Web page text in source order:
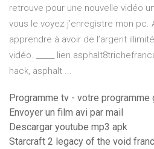
retrouve pour une nouvelle vidéo
vous le voyez j’enregistre mon pc.
apprendre à avoir de l’argent
vidéo. _____ lien
hack, asphalt ...
Programme tv - votre
Envoyer un film avi par mail
Descargar youtube mp3 apk
Starcraft 2 legacy of the void